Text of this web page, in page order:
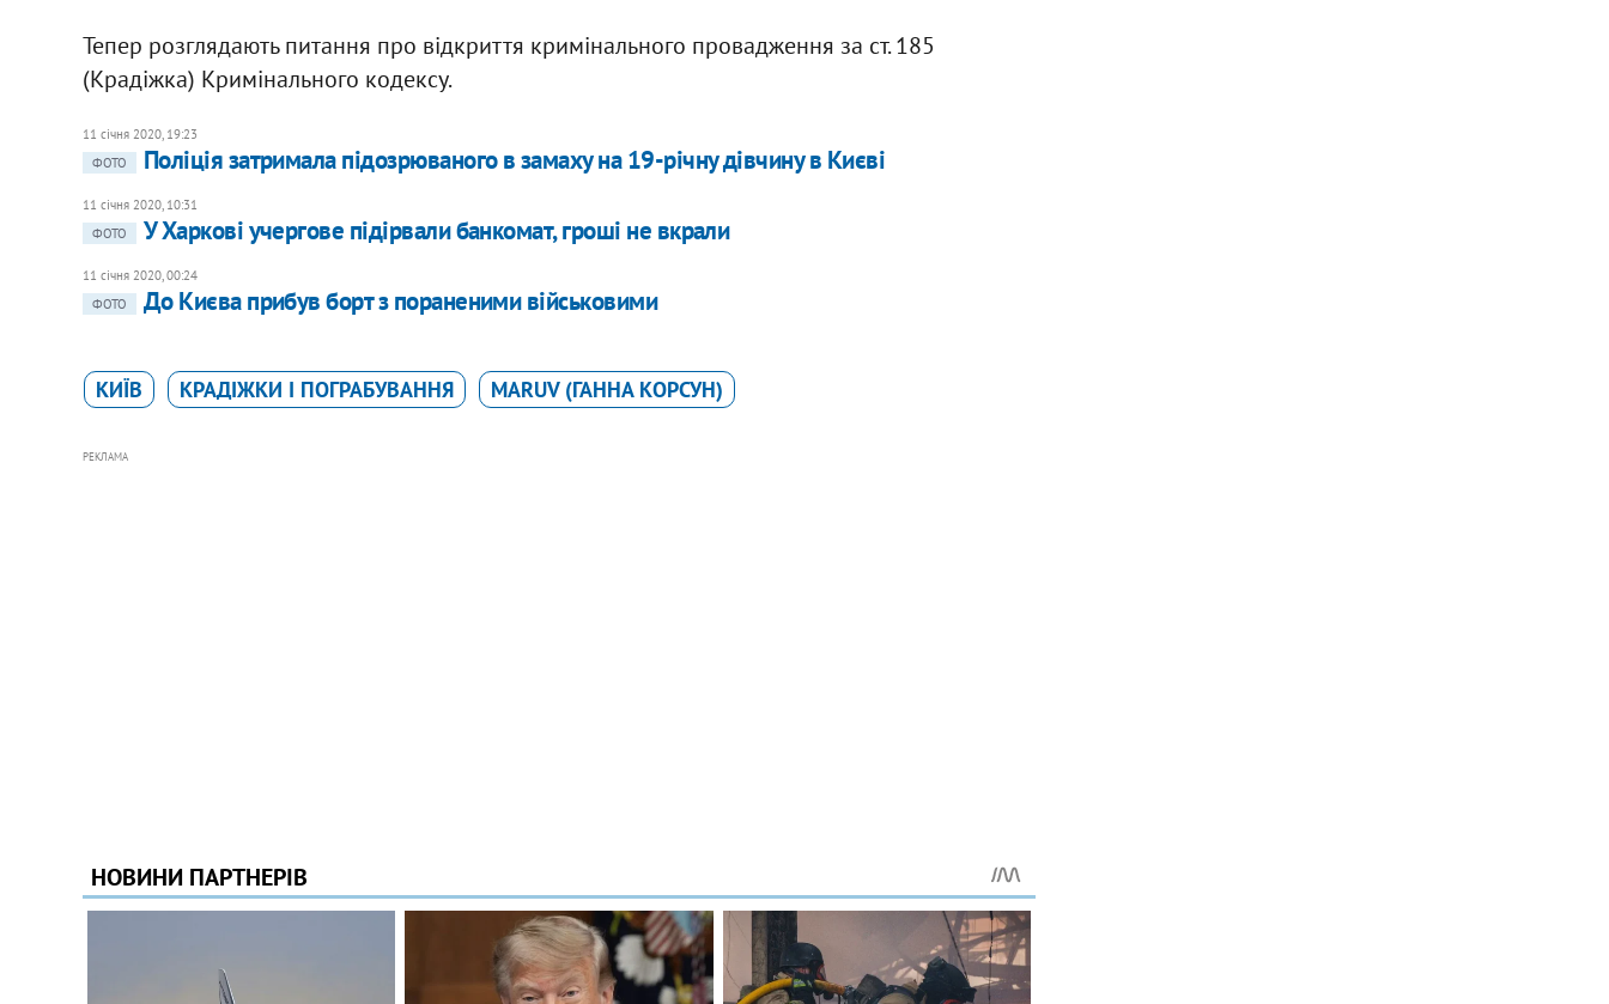
Тепер розглядають питання про відкриття кримінального провадження за ст. 185
(Крадіжка) Кримінального кодексу.
11 січня 2020, 19:23
ФОТО
Поліція затримала підозрюваного в замаху на 19-річну дівчину в Києві
11 січня 2020, 10:31
ФОТО
У Харкові учергове підірвали банкомат, гроші не вкрали
11 січня 2020, 00:24
ФОТО
До Києва прибув борт з пораненими військовими
КИЇВ КРАДІЖКИ І ПОГРАБУВАННЯ MARUV (ГАННА КОРСУН)
РЕКЛАМА